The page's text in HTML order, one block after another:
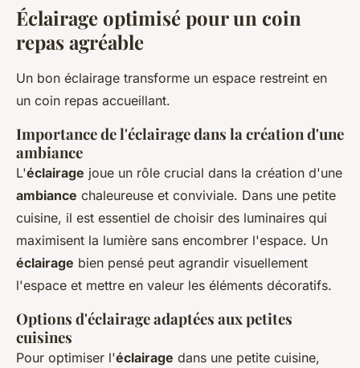
Éclairage optimisé pour un coin
repas agréable
Un bon éclairage transforme un espace restreint en
un coin repas accueillant.
Importance de l'éclairage dans la création d'une
ambiance
L'éclairage joue un rôle crucial dans la création d'une
ambiance chaleureuse et conviviale. Dans une petite
cuisine, il est essentiel de choisir des luminaires qui
maximisent la lumière sans encombrer l'espace. Un
éclairage bien pensé peut agrandir visuellement
l'espace et mettre en valeur les éléments décoratifs.
Options d'éclairage adaptées aux petites
cuisines
Pour optimiser l'éclairage dans une petite cuisine,